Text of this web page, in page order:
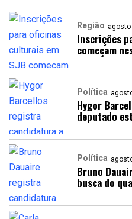
Região agosto
Inscrições
começam
Política
Hygor
deputado
Política
Bruno
busca do